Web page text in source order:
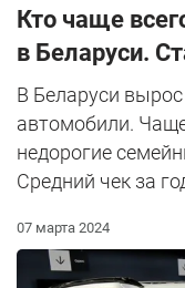
Кто чаще
в Беларуси.
В Беларуси
автомобили.
недорогие
Средний чек за
07 марта 2024